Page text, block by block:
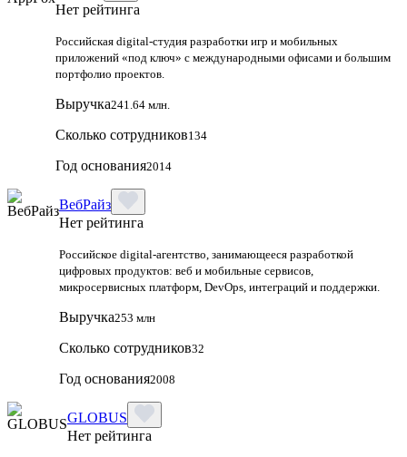
Нет рейтинга
Российская digital‑студия разработки игр и мобильных
приложений «под ключ» с международными офисами и большим
портфолио проектов.
Выручка241.64 млн.
Сколько сотрудников134
Год основания2014
ВебРайз
Нет рейтинга
Российское digital-агентство, занимающееся разработкой
цифровых продуктов: веб и мобильные сервисов,
микросервисных платформ, DevOps, интеграций и поддержки.
Выручка253 млн
Сколько сотрудников32
Год основания2008
GLOBUS
Нет рейтинга